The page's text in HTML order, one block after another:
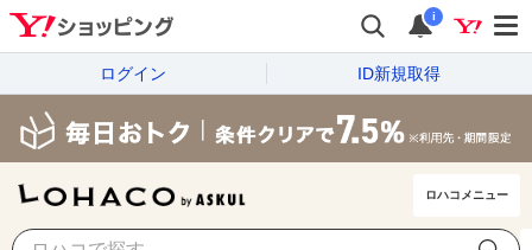
i
ログイン ID新規取得
ロハコメニュー